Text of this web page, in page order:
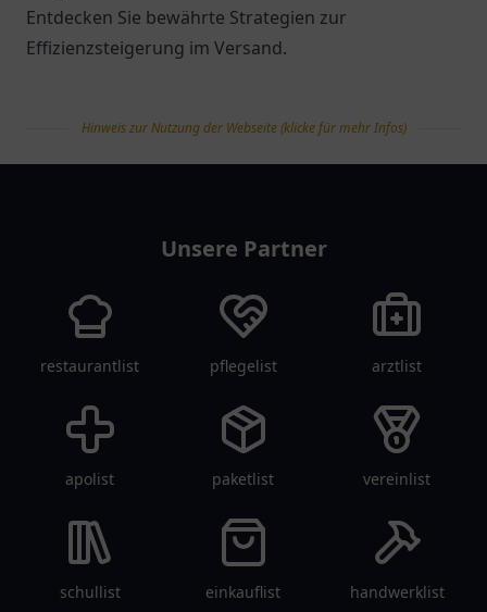
Entdecken Sie bewährte Strategien zur
Effizienzsteigerung im Versand.
Hinweis zur Nutzung der Webseite (klicke für mehr Infos)
Unsere Partner
restaurantlist pflegelist arztlist
apolist paketlist vereinlist
schullist einkauflist handwerklist